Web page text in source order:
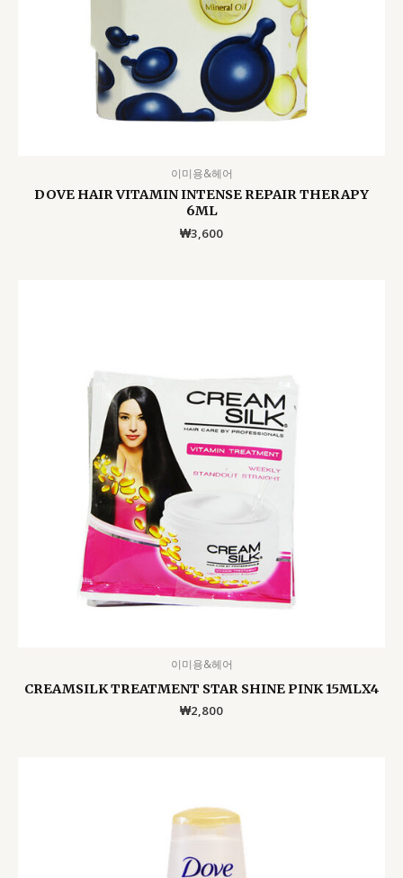
이미용&헤어
DOVE HAIR VITAMIN INTENSE REPAIR THERAPY
6ML
₩3,600
이미용&헤어
CREAMSILK TREATMENT STAR SHINE PINK 15MLX4
₩2,800